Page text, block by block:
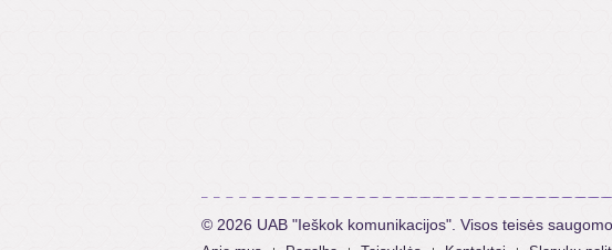
© 2026 UAB "Ieškok komunikacijos". Visos teisės